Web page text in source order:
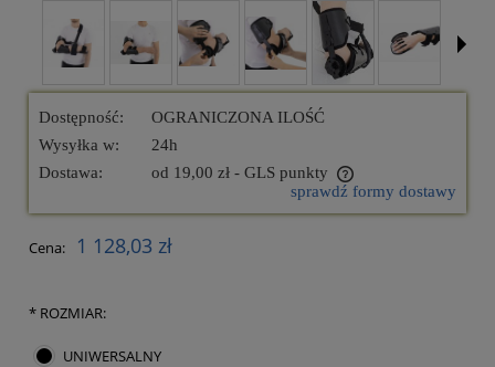
Dostępność:
OGRANICZONA ILOŚĆ
Wysyłka w:
24h
Dostawa:
od 19,00 zł - GLS punkty
Cena nie zawiera ewentualnych kosztów płatnościsprawdź formy dostawy
Cena: 1 128,03 zł
* ROZMIAR:
UNIWERSALNY